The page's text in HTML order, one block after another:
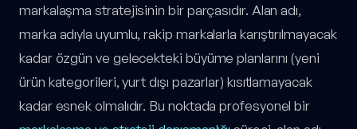
markalaşma stratejisinin bir parçasıdır. Alan adı,
marka adıyla uyumlu, rakip markalarla karıştırılmayacak
kadar özgün ve gelecekteki büyüme planlarını (yeni
ürün kategorileri, yurt dışı pazarlar) kısıtlamayacak
kadar esnek olmalıdır. Bu noktada profesyonel bir